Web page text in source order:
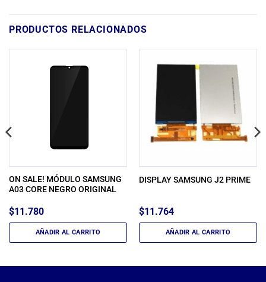
PRODUCTOS RELACIONADOS
ON SALE! MÓDULO SAMSUNG
A03 CORE NEGRO ORIGINAL
$11.780
AÑADIR AL CARRITO
DISPLAY SAMSUNG J2 PRIME
$11.764
AÑADIR AL CARRITO